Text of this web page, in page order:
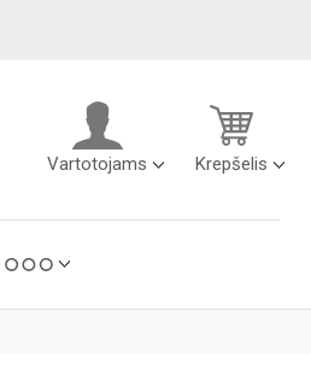
Vartotojams Krepšelis